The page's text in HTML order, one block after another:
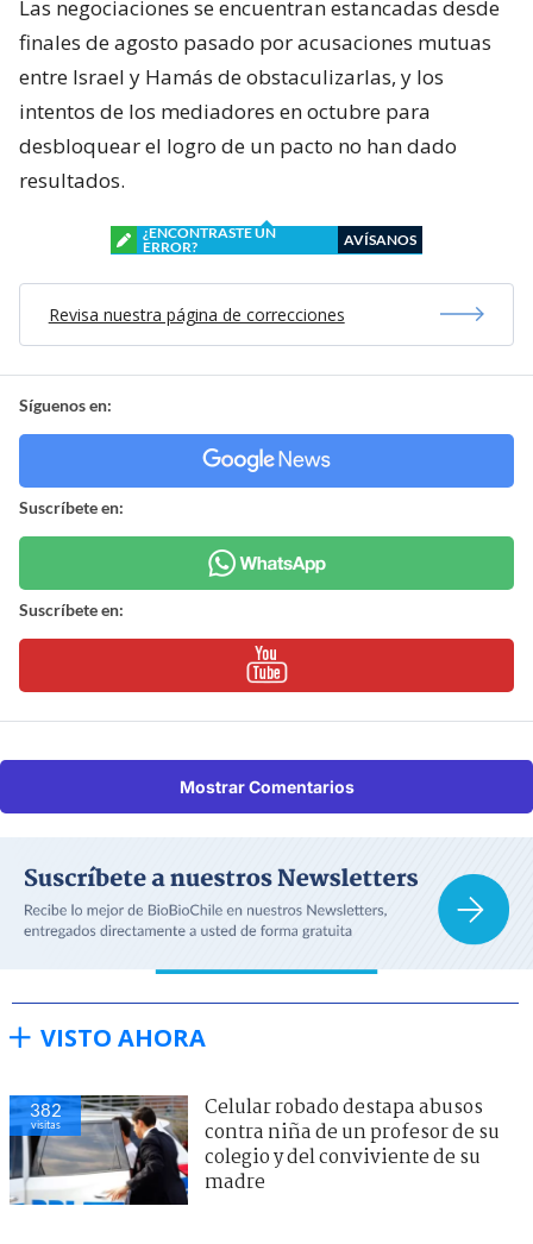
Las negociaciones se encuentran estancadas desde
finales de agosto pasado por acusaciones mutuas
entre Israel y Hamás de obstaculizarlas, y los
intentos de los mediadores en octubre para
desbloquear el logro de un pacto no han dado
resultados.
¿ENCONTRASTE UN
ERROR?
AVÍSANOS
Revisa nuestra página de correcciones
Síguenos en:
Suscríbete en:
Suscríbete en:
Mostrar Comentarios
VISTO AHORA
382
visitas
Celular robado destapa abusos
contra niña de un profesor de su
colegio y del conviviente de su
madre